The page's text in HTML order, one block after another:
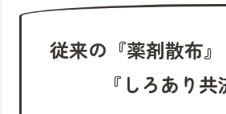
従来の『薬剤散布
『しろあり共